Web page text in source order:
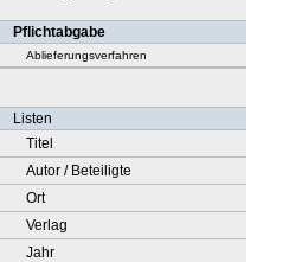
Pflichtabgabe
Ablieferungsverfahren
Listen
Titel
Autor / Beteiligte
Ort
Verlag
Jahr